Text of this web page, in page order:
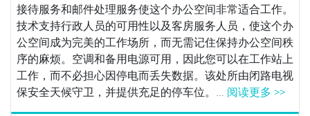
接待服务和邮件处理服务使这个办公空间非常适合工作。
技术支持行政人员的可用性以及客房服务人员，使这个办
公空间成为完美的工作场所，而无需记住保持办公空间秩
序的麻烦。空调和备用电源可用，因此您可以在工作站上
工作，而不必担心因停电而丢失数据。该处所由闭路电视
保安全天候守卫，并提供充足的停车位。... 阅读更多 >>